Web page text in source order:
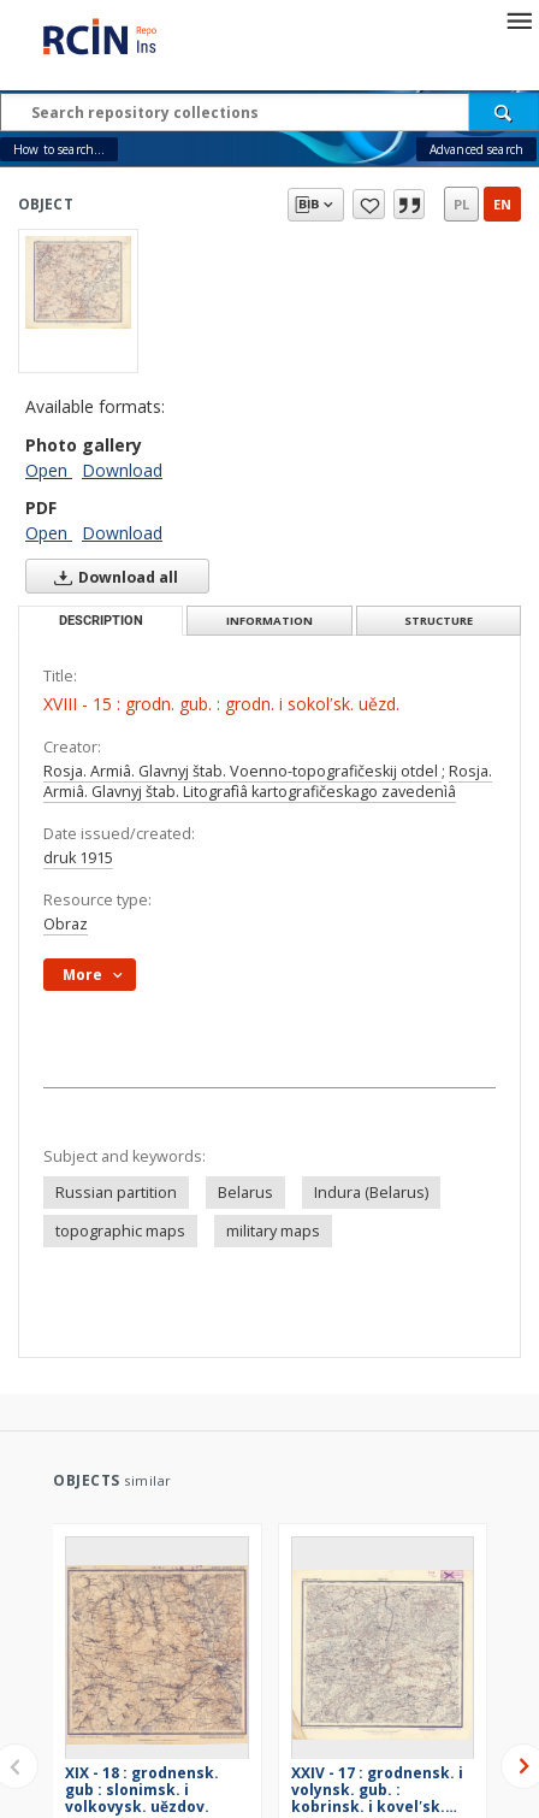
How to search... Advanced search
OBJECT PL EN
Available formats:
Photo gallery
Open
Download
PDF
Open
Download
Download all
DESCRIPTION INFORMATION STRUCTURE
Title:
XVIII - 15 : grodn. gub. : grodn. i sokolʹsk. uězd.
Creator:
Rosja. Armiâ. Glavnyj štab. Voenno-topografičeskij otdel ; Rosja.
Armiâ. Glavnyj štab. Litografìâ kartografičeskago zavedenìâ
Date issued/created:
druk 1915
Resource type:
Obraz
More
Subject and keywords:
Russian partition
Belarus
Indura (Belarus)
topographic maps
military maps
OBJECTS similar
XIX - 18 : grodnensk.
gub : slonimsk. i
volkovysk. uězdov.
XXIV - 17 : grodnensk. i
volynsk. gub. :
kobrinsk. i kovelʹsk.